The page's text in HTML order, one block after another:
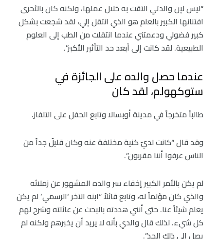
“ليس لإن والدتي التقت به خلال عملها، ولكنه كان بالأحرى
افتنانها الكبير بالعلم هو الذي انتقل إلي، لقد شجعت بشكل
كبير فضولي ودعمتني عندما انتقلت من الطب إلى العلوم
الطبيعية. لقد كانت إلى أبعد حد التأثير الأكبر”.
عندما حصل والده على الجائزة في
ستوكهولم، لقد كان
طالباً متخرجاً في مدينة أوبسالا وتابع الحفل على التلفاز.
وقد قال “كانت لديّ كنية مختلفة عنه وكان قليلٌ جداً من
الناس عرفوا أننا مقربون”.
لم يكن بالأمر الكبير إخفاء سر والده المشهور عن زملائه
والذي كان مؤلماً له، وتابع قائلاً “ابنه الآخر ‘الرسمي’ لم يكن
يعلم شيئاً عنا. حتى أنني هددته بالبحث عن عائلته وشرح لهم
كل شيء. لذلك قال والدي بأنه لا يريد أن يخبرهم ولكنه لم
يصل إلى ذلك الحد”.